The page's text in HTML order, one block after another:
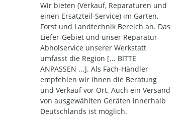
Wir bieten (Verkauf, Reparaturen und
einen Ersatzteil-Service) im Garten,
Forst und Landtechnik Bereich an. Das
Liefer-Gebiet und unser Reparatur-
Abholservice unserer Werkstatt
umfasst die Region [... BITTE
ANPASSEN ...]. Als Fach-Händler
empfehlen wir ihnen die Beratung
und Verkauf vor Ort. Auch ein Versand
von ausgewählten Geräten innerhalb
Deutschlands ist möglich.